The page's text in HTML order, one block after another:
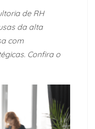
de RH
da alta
com
Confira o